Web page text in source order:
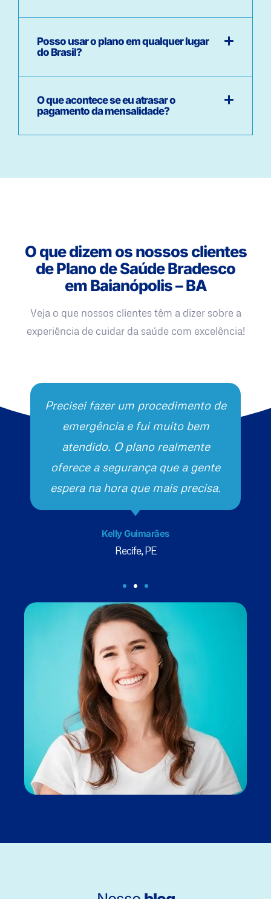
Posso usar o plano em qualquer lugar
do Brasil?
O que acontece se eu atrasar o
pagamento da mensalidade?
O que dizem os nossos clientes
de Plano de Saúde Bradesco
em Baianópolis – BA
Veja o que nossos clientes têm a dizer sobre a
experiência de cuidar da saúde com excelência!
Precisei fazer um procedimento de
emergência e fui muito bem
atendido. O plano realmente
oferece a segurança que a gente
espera na hora que mais precisa.
Kelly Guimarães
Recife, PE